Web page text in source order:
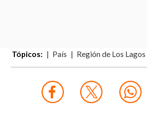
Tópicos: País Región de Los Lagos